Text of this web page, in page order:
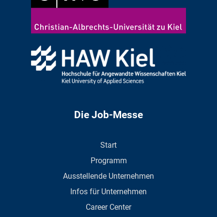
Die Job-Messe
Start
Programm
Ausstellende Unternehmen
Infos für Unternehmen
Career Center